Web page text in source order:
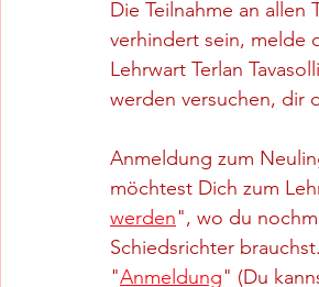
Die Teilnahme an
verhindert sein, melde
Lehrwart Terlan
werden versuchen, dir
Anmeldung zum
möchtest Dich zum
werden", wo du
Schiedsrichter
"Anmeldung" (Du